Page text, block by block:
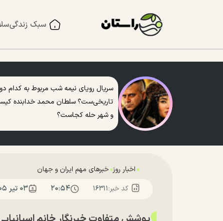
سبک زندگی
سریال رویای نیمه شب مربوط به کدام
تاریخی‌ست؟ سلطان محمد خدابنده
و شهر حله کجاست؟
اخبار روز خبرهای مهم ایران و جهان
کد خبر:۱۶۳۱۱ ۲۰:۵۴ ۰۳ تير ۱۴۰۵